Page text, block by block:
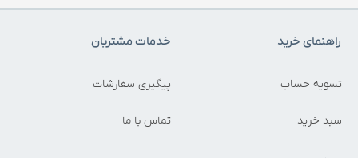
راهنمای خرید
تسویه حساب
سبد خرید
خدمات مشتریان
پیگیری سفارشات
تماس با ما